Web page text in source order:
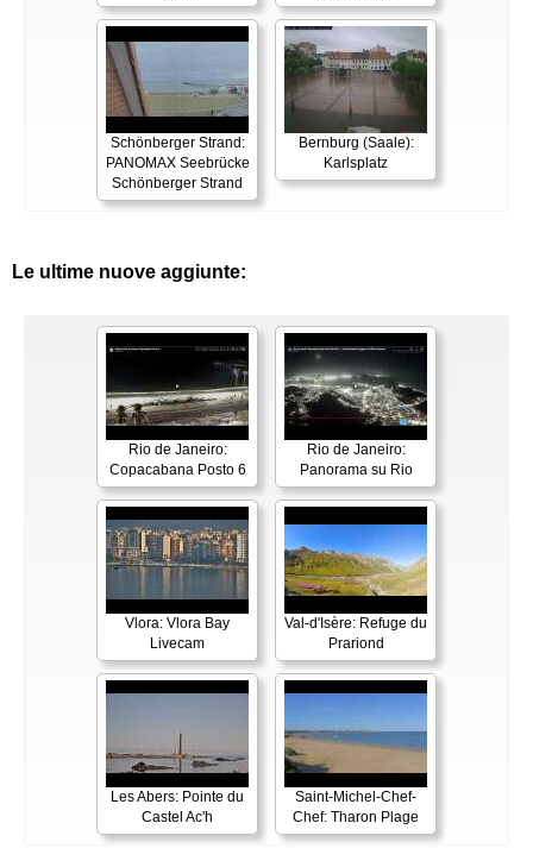
Schönberger Strand:
PANOMAX Seebrücke
Schönberger Strand
Bernburg (Saale):
Karlsplatz
Le ultime nuove aggiunte:
Rio de Janeiro:
Copacabana Posto 6
Rio de Janeiro:
Panorama su Rio
Vlora: Vlora Bay
Livecam
Val-d'Isère: Refuge du
Prariond
Les Abers: Pointe du
Castel Ac'h
Saint-Michel-Chef-
Chef: Tharon Plage